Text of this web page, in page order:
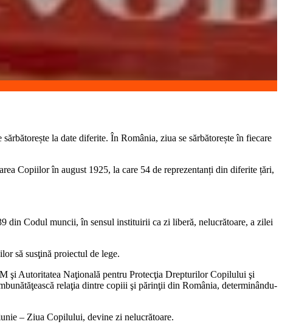
la date diferite. În România, ziua se sărbătorește în fiecare
Copiilor în august 1925, la care 54 de reprezentanți din diferite țări,
din Codul muncii, în sensul instituirii ca zi liberă, nelucrătoare, a zilei
să susţină proiectul de lege.
şi Autoritatea Naţională pentru Protecţia Drepturilor Copilului şi
relaţia dintre copiii şi părinţii din România, determinându-
– Ziua Copilului, devine zi nelucrătoare.